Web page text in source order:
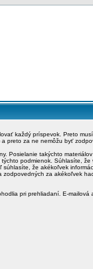
každý príspevok. Preto
preto za ne nemôžu byť
Posielanie takýchto materiálov
podmienok. Súhlasíte, že
že akékoľvek
za akékoľvek
pri prehliadaní. E-mailová